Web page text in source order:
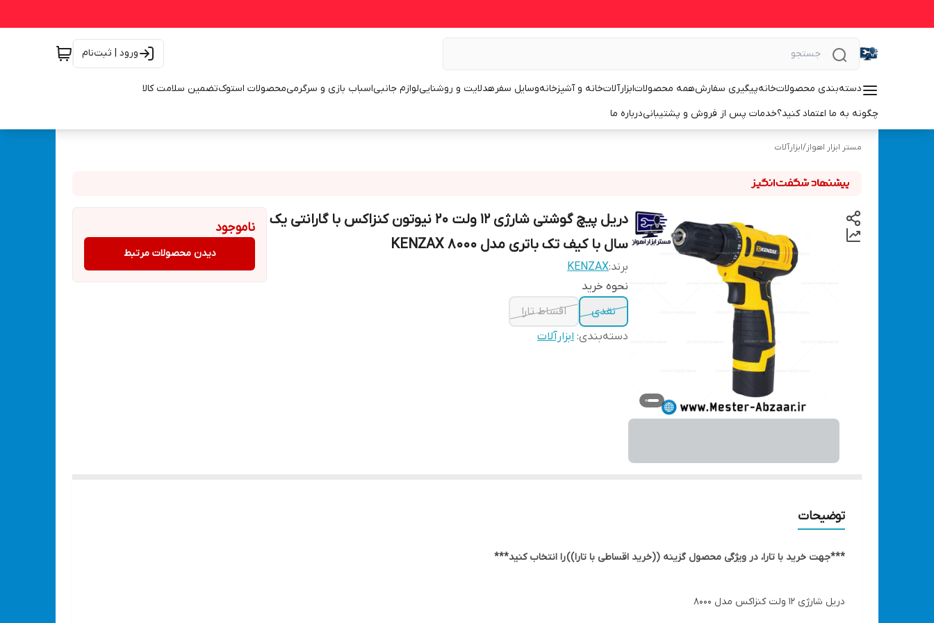
ورود | ثبت‌نام
دسته‌بندی محصولاتخانهپیگیری سفارشهمه محصولاتابزارآلاتخانه و آشپزخانهوسایل سفرهدلایت و روشناییلوازم جانبیاسباب بازی و سرگرمیمحصولات استوکتضمین سلامت کالا
چگونه به ما اعتماد کنید؟خدمات پس از فروش و پشتیبانیدرباره ما
مستر ابزار اهواز/ابزارآلات
دریل پیچ گوشتی شارژی 12 ولت 20 نیوتون کنزاکس با گارانتی یک
سال با کیف تک باتری مدل KENZAX 8000
برند:KENZAX
نحوه خرید
نقدی
اقساط تارا
دسته‌بندی: ابزارآلات
ناموجود
دیدن محصولات مرتبط
توضیحات
***جهت خرید با تارا، در ویژگی محصول گزینه ((خرید اقساطی با تارا))را انتخاب کنید***
دریل شارژی 12 ولت کنزاکس مدل 8000